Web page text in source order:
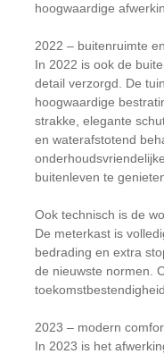
hoogwaardige
2022 – buitenruimte
In 2022 is ook de
detail verzorgd. De
hoogwaardige
strakke, elegante
en waterafstotend
buitenleven te
Ook technisch is de
De meterkast is
bedrading en extra
de nieuwste normen.
2023 – modern
In 2023 is het